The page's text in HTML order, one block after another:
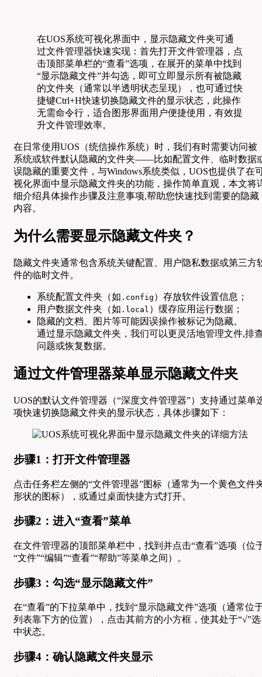
在UOS系统可视化界面中，显示隐藏文件夹可通
过文件管理器快速实现：首先打开文件管理器，点
击顶部菜单栏的“查看”选项，在展开的菜单中找到
“显示隐藏文件”并勾选，即可立即显示所有被隐藏
的文件夹（通常以半透明状态呈现），也可通过快
捷键Ctrl+H快速切换隐藏文件的显示状态，此操作
无需命令行，适合图形界面用户便捷使用，有效提
升文件管理效率。
在日常使用UOS（统信操作系统）时，我们有时需要访问被
系统或软件默认隐藏的文件夹——比如配置文件、临时数据
误隐藏的重要文件，与Windows系统类似，UOS也提供了在
视化界面中显示隐藏文件夹的功能，操作简单直观，本文将
细介绍具体操作步骤及注意事项,帮助您快速找到需要的隐藏
内容。
为什么需要显示隐藏文件夹？
隐藏文件夹通常包含系统关键配置、用户隐私数据或第三方
件的临时文件。
系统配置文件夹（如 .config ）存放软件设置信息；
用户数据文件夹（如 .local ）缓存应用运行数据；
隐藏的文档、图片等可能因误操作被标记为隐藏。
通过显示隐藏文件夹，我们可以更灵活地管理文件,排
问题或恢复数据。
通过文件管理器菜单显示隐藏文件夹
UOS的默认文件管理器（“深度文件管理器”）支持通过菜单
项快速切换隐藏文件夹的显示状态，具体步骤如下：
步骤1：打开文件管理器
点击任务栏左侧的“文件管理器”图标（通常为一个黄色文件
形状的图标），或通过桌面快捷方式打开。
步骤2：进入“查看”菜单
在文件管理器的顶部菜单栏中，找到并点击“查看”选项（位
“文件”“编辑”“查看”“帮助”等菜单之间）。
步骤3：勾选“显示隐藏文件”
在“查看”的下拉菜单中，找到“显示隐藏文件”选项（通常位
列表靠下方的位置），点击其前方的小方框，使其处于“√”选
中状态。
步骤4：确认隐藏文件夹显示